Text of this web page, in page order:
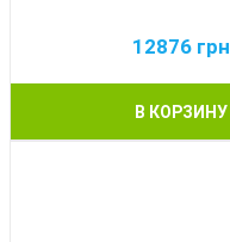
12876 грн
В КОРЗИНУ